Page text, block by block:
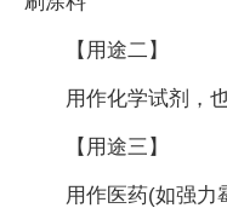
【用途二】
用作化学试剂，
【用途三】
用作医药(如强力